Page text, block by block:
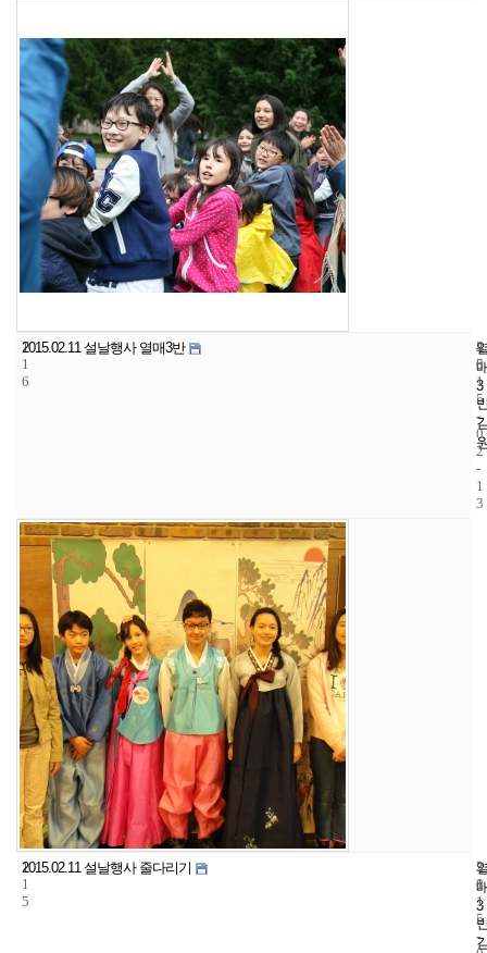
1
1
6
2015.02.11 설날행사 열매3반
3
4
5
2
0
1
5
-
0
2
-
1
3
1
1
5
2015.02.11 설날행사 줄다리기
3
3
1
2
0
1
5
-